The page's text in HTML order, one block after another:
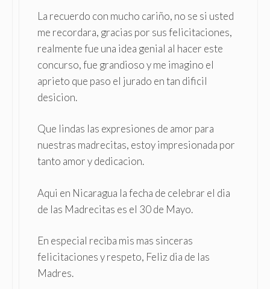
La recuerdo con mucho cariño, no se si usted
me recordara, gracias por sus felicitaciones,
realmente fue una idea genial al hacer este
concurso, fue grandioso y me imagino el
aprieto que paso el jurado en tan dificil
desicion.
Que lindas las expresiones de amor para
nuestras madrecitas, estoy impresionada por
tanto amor y dedicacion.
Aqui en Nicaragua la fecha de celebrar el dia
de las Madrecitas es el 30 de Mayo.
En especial reciba mis mas sinceras
felicitaciones y respeto, Feliz dia de las
Madres.